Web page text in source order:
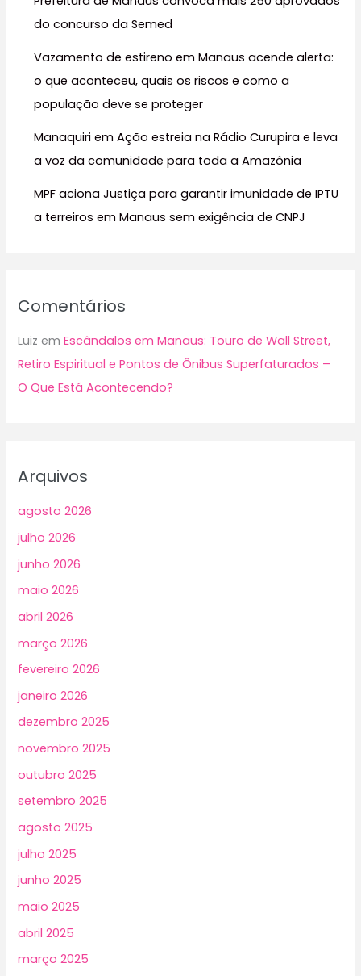
do concurso da Semed
Vazamento de estireno em Manaus acende alerta:
o que aconteceu, quais os riscos e como a
população deve se proteger
Manaquiri em Ação estreia na Rádio Curupira e leva
a voz da comunidade para toda a Amazônia
MPF aciona Justiça para garantir imunidade de IPTU
a terreiros em Manaus sem exigência de CNPJ
Comentários
Luiz emEscândalos em Manaus: Touro de Wall Street,
Retiro Espiritual e Pontos de Ônibus Superfaturados –
O Que Está Acontecendo?
Arquivos
agosto 2026
julho 2026
junho 2026
maio 2026
abril 2026
março 2026
fevereiro 2026
janeiro 2026
dezembro 2025
novembro 2025
outubro 2025
setembro 2025
agosto 2025
julho 2025
junho 2025
maio 2025
abril 2025
março 2025